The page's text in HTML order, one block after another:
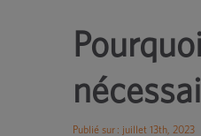
Publié sur : juillet 13th, 2023